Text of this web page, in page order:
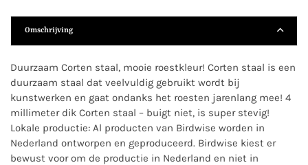
Omschrijving
Duurzaam Corten staal, mooie roestkleur! Corten staal is een
duurzaam staal dat veelvuldig gebruikt wordt bij
kunstwerken en gaat ondanks het roesten jarenlang mee! 4
millimeter dik Corten staal – buigt niet, is super stevig!
Lokale productie: Al producten van Birdwise worden in
Nederland ontworpen en geproduceerd. Birdwise kiest er
bewust voor om de productie in Nederland en niet in